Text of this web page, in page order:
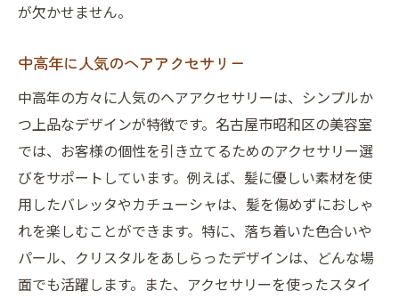
が欠かせません。
中高年に人気のヘアアクセサリー
中高年の方々に人気のヘアアクセサリーは、シンプルか
つ上品なデザインが特徴です。名古屋市昭和区の美容室
では、お客様の個性を引き立てるためのアクセサリー選
びをサポートしています。例えば、髪に優しい素材を使
用したバレッタやカチューシャは、髪を傷めずにおしゃ
れを楽しむことができます。特に、落ち着いた色合いや
パール、クリスタルをあしらったデザインは、どんな場
面でも活躍します。また、アクセサリーを使ったスタイ